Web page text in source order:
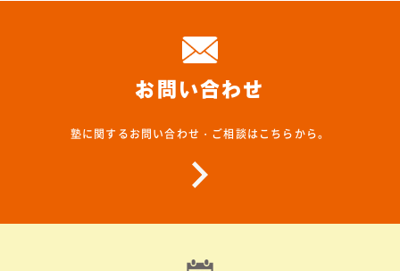
お問い合わせ
塾に関するお問い合わせ・ご相談はこちらから。